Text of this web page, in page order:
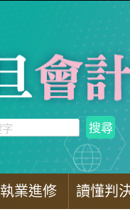
執業進修 讀懂判